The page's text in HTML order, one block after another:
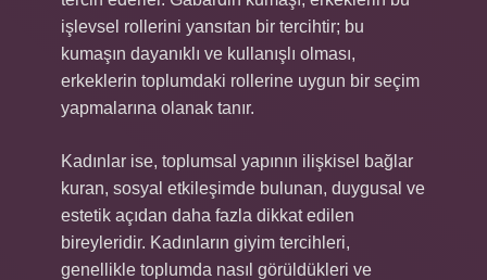
işlevsel rollerini yansıtan bir tercihtir; bu
kumaşın dayanıklı ve kullanışlı olması,
erkeklerin toplumdaki rollerine uygun bir seçim
yapmalarına olanak tanır.
Kadınlar ise, toplumsal yapının ilişkisel bağlar
kuran, sosyal etkileşimde bulunan, duygusal ve
estetik açıdan daha fazla dikkat edilen
bireyleridir. Kadınların giyim tercihleri,
genellikle toplumda nasıl görüldükleri ve